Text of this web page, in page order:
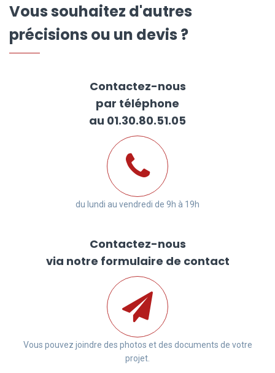
Vous souhaitez d'autres
précisions ou un devis ?
Contactez-nous
par téléphone
au 01.30.80.51.05
du lundi au vendredi de 9h à 19h
Contactez-nous
via notre formulaire de contact
Vous pouvez joindre des photos et des documents de votre
projet.